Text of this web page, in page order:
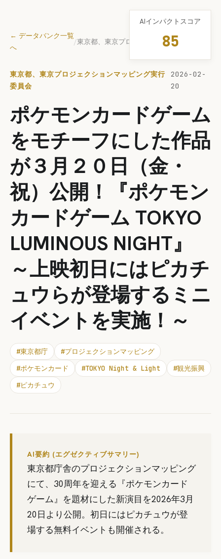
← データバンク一覧
へ
/
東京都、東京プロジェクションマッピング実行
委員会
2026-02-
20
ポケモンカードゲーム
をモチーフにした作品
が３月２０日（金・
祝）公開！『ポケモン
カードゲーム TOKYO
LUMINOUS NIGHT』
～上映初日にはピカチ
ュウらが登場するミニ
イベントを実施！～
#東京都庁 #プロジェクションマッピング
#ポケモンカード #TOKYO Night & Light #観光振興
#ピカチュウ
AIインパクトスコア
85
AI要約 (エグゼクティブサマリー)
東京都庁舎のプロジェクションマッピング
にて、30周年を迎える『ポケモンカード
ゲーム』を題材にした新演目を2026年3月
20日より公開。初日にはピカチュウが登
場する無料イベントも開催される。